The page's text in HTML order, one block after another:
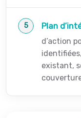
Plan
d’action
existant,